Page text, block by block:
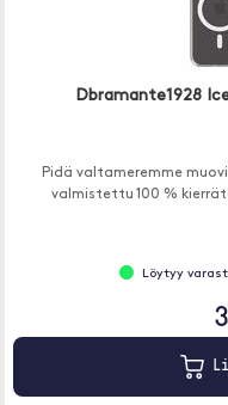
Dbramante1928
Pidä valtameremme
valmistettu 100 %
Löytyy